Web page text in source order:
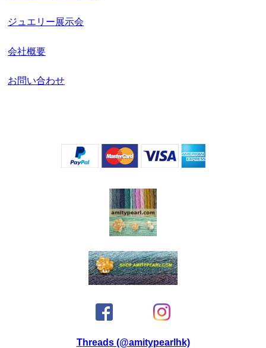
ジュエリー展示会
会社概要
お問い合わせ
Threads (@amitypearlhk)